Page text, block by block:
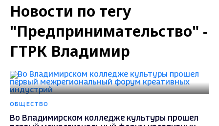
Новости по тегу
"Предпринимательство" -
ГТРК Владимир
ОБЩЕСТВО
Во Владимирском колледже культуры прошел